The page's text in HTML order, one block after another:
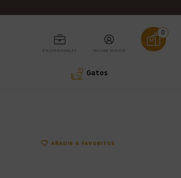
PROFESIONALES INICIAR SESIÓN
0
Gatos
favorite_border AÑADIR A FAVORITOS